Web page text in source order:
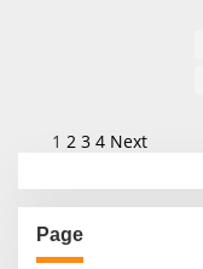
P
o
s
t
1 2 3 4 Next
Page